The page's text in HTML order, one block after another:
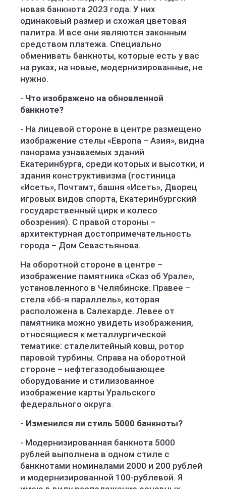
новая банкнота 2023 года. У них
одинаковый размер и схожая цветовая
палитра. И все они являются законным
средством платежа. Специально
обменивать банкноты, которые есть у вас
на руках, на новые, модернизированные, не
нужно.
- Что изображено на обновленной
банкноте?
- На лицевой стороне в центре размещено
изображение стелы «Европа – Азия», видна
панорама узнаваемых зданий
Екатеринбурга, среди которых и высотки, и
здания конструктивизма (гостиница
«Исеть», Почтамт, башня «Исеть», Дворец
игровых видов спорта, Екатеринбургский
государственный цирк и колесо
обозрения). С правой стороны –
архитектурная достопримечательность
города – Дом Севастьянова.
На оборотной стороне в центре –
изображение памятника «Сказ об Урале»,
установленного в Челябинске. Правее –
стела «66-я параллель», которая
расположена в Салехарде. Левее от
памятника можно увидеть изображения,
относящиеся к металлургической
тематике: сталелитейный ковш, ротор
паровой турбины. Справа на оборотной
стороне – нефтегазодобывающее
оборудование и стилизованное
изображение карты Уральского
федерального округа.
- Изменился ли стиль 5000 банкноты?
- Модернизированная банкнота 5000
рублей выполнена в одном стиле с
банкнотами номиналами 2000 и 200 рублей
и модернизированной 100-рублевой. Я